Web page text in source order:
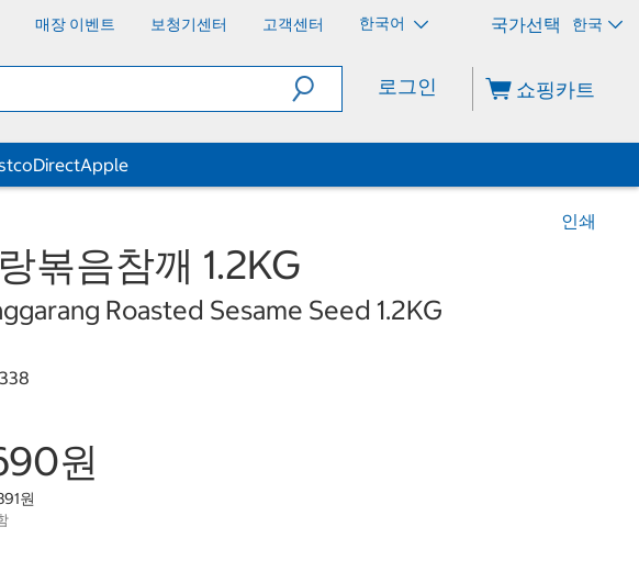
매장 이벤트 보청기센터 고객센터 한국어 한국
로그인 쇼핑카트
Apple
인쇄
볶음참깨 1.2KG
Roasted Sesame Seed 1.2KG
원
원